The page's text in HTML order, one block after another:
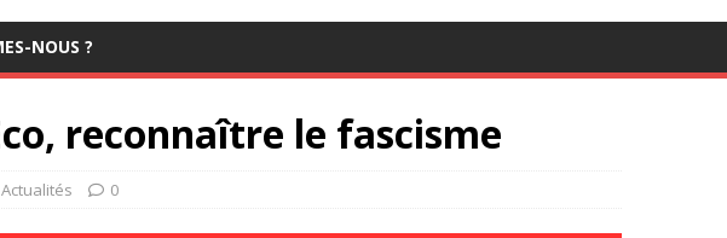
NOUS ?
reconnaître le fascisme
Actualités 0